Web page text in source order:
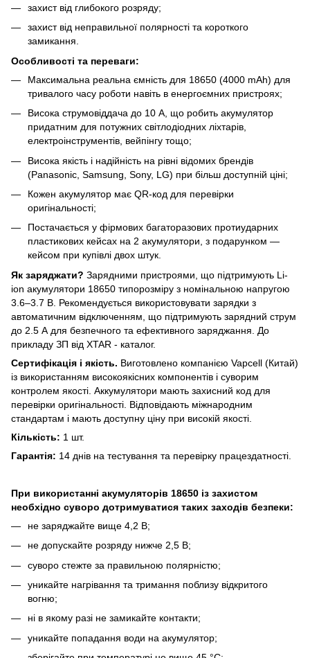
захист від глибокого розряду;
захист від неправильної полярності та короткого
замикання.
Особливості та переваги:
Максимальна реальна ємність для 18650 (4000 mAh) для
тривалого часу роботи навіть в енергоємних пристроях;
Висока струмовіддача до 10 А, що робить акумулятор
придатним для потужних світлодіодних ліхтарів,
електроінструментів, вейпінгу тощо;
Висока якість і надійність на рівні відомих брендів
(Panasonic, Samsung, Sony, LG) при більш доступній ціні;
Кожен акумулятор має QR-код для перевірки
оригінальності;
Постачається у фірмових багаторазових протиударних
пластикових кейсах на 2 акумулятори, з подарунком —
кейсом при купівлі двох штук.
Як заряджати? Зарядними пристроями, що підтримують Li-
ion акумулятори 18650 типорозміру з номінальною напругою
3.6–3.7 В. Рекомендується використовувати зарядки з
автоматичним відключенням, що підтримують зарядний струм
до 2.5 А для безпечного та ефективного заряджання. До
прикладу ЗП від XTAR - каталог.
Сертифікація і якість. Виготовлено компанією Vapcell (Китай)
із використанням високоякісних компонентів і суворим
контролем якості. Аккумулятори мають захисний код для
перевірки оригінальності. Відповідають міжнародним
стандартам і мають доступну ціну при високій якості.
Кількість: 1 шт.
Гарантія: 14 днів на тестування та перевірку працездатності.
При використанні акумуляторів 18650 із захистом
необхідно суворо дотримуватися таких заходів безпеки:
не заряджайте вище 4,2 В;
не допускайте розряду нижче 2,5 В;
суворо стежте за правильною полярністю;
уникайте нагрівання та тримання поблизу відкритого
вогню;
ні в якому разі не замикайте контакти;
уникайте попадання води на акумулятор;